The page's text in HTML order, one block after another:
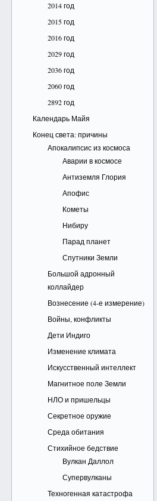
2014 год
2015 год
2016 год
2029 год
2036 год
2060 год
2892 год
Календарь Майя
Конец света: причины
Апокалипсис из космоса
Аварии в космосе
Антиземля Глория
Апофис
Кометы
Нибиру
Парад планет
Спутники Земли
Большой адронный
коллайдер
Вознесение (4-е измерение)
Войны, конфликты
Дети Индиго
Изменение климата
Искусственный интеллект
Магнитное поле Земли
НЛО и пришельцы
Секретное оружие
Среда обитания
Стихийное бедствие
Вулкан Даллол
Супервулканы
Техногенная катастрофа